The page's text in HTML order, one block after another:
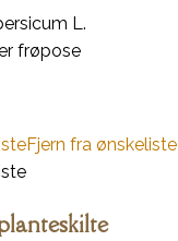
L.
frøpose
Fjern fra ønskeliste